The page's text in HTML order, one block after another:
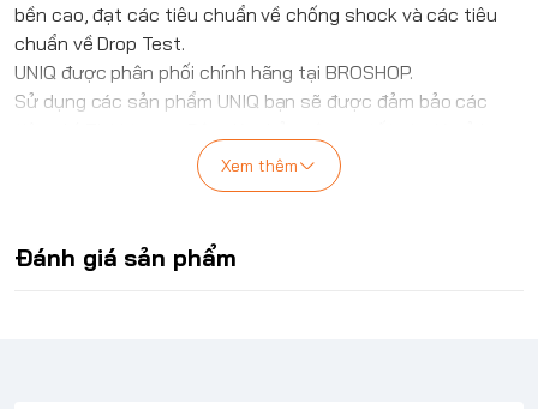
bền cao, đạt các tiêu chuẩn về chống shock và các tiêu
chuẩn về Drop Test.
UNIQ được phân phối chính hãng tại BROSHOP.
Sử dụng các sản phẩm UNIQ bạn sẽ được đảm bảo các
HYBRID iPhone 17 Pro MAGCLICK
Ốp lưng giả da cao cấp với bề mặt vân nổi chống bám
nước, kết hợp chi tiết kim loại sang trọng ở nút bấm và
Xem thêm
Đánh giá sản phẩm